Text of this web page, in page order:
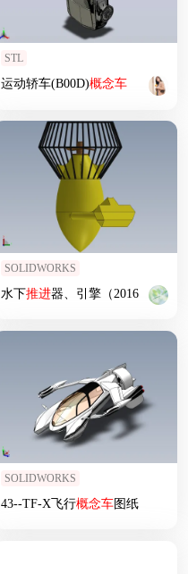
STL
运动轿车(B00D)概念车
SOLIDWORKS
水下推进器、引擎（2016
SOLIDWORKS
43--TF-X飞行概念车图纸